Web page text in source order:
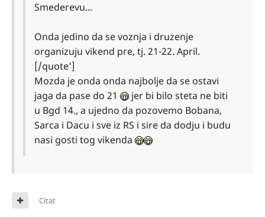
Smederevu...
Onda jedino da se voznja i druzenje
organizuju vikend pre, tj. 21-22. April.
[/quote']
Mozda je onda onda najbolje da se ostavi
jaga da pase do 21
jer bi bilo steta ne biti
u Bgd 14., a ujedno da pozovemo Bobana,
Sarca i Dacu i sve iz RS i sire da dodju i budu
nasi gosti tog vikenda
Citat